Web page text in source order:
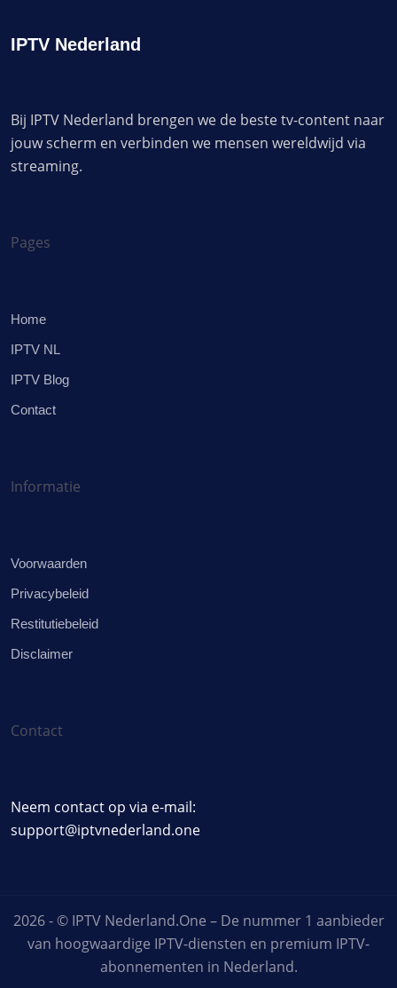
IPTV Nederland
Bij IPTV Nederland brengen we de beste tv-content naar
jouw scherm en verbinden we mensen wereldwijd via
streaming.
Pages
Home
IPTV NL
IPTV Blog
Contact
Informatie
Voorwaarden
Privacybeleid
Restitutiebeleid
Disclaimer
Contact
Neem contact op via e-mail:
support@iptvnederland.one
2026 - © IPTV Nederland.One – De nummer 1 aanbieder
van hoogwaardige IPTV-diensten en premium IPTV-
abonnementen in Nederland.